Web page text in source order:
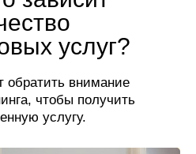
услуг?
обратить внимание
чтобы получить
услугу.